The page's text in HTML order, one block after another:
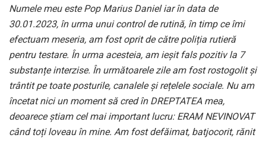
Numele meu este Pop Marius Daniel iar în data de
30.01.2023, în urma unui control de rutină, în timp ce îmi
efectuam meseria, am fost oprit de către poliția rutieră
pentru testare. În urma acesteia, am ieșit fals pozitiv la 7
substanțe interzise. În următoarele zile am fost rostogolit și
trântit pe toate posturile, canalele și rețelele sociale. Nu am
încetat nici un moment să cred în DREPTATEA mea,
deoarece știam cel mai important lucru: ERAM NEVINOVAT
când toți loveau în mine. Am fost defăimat, batjocorit, rănit